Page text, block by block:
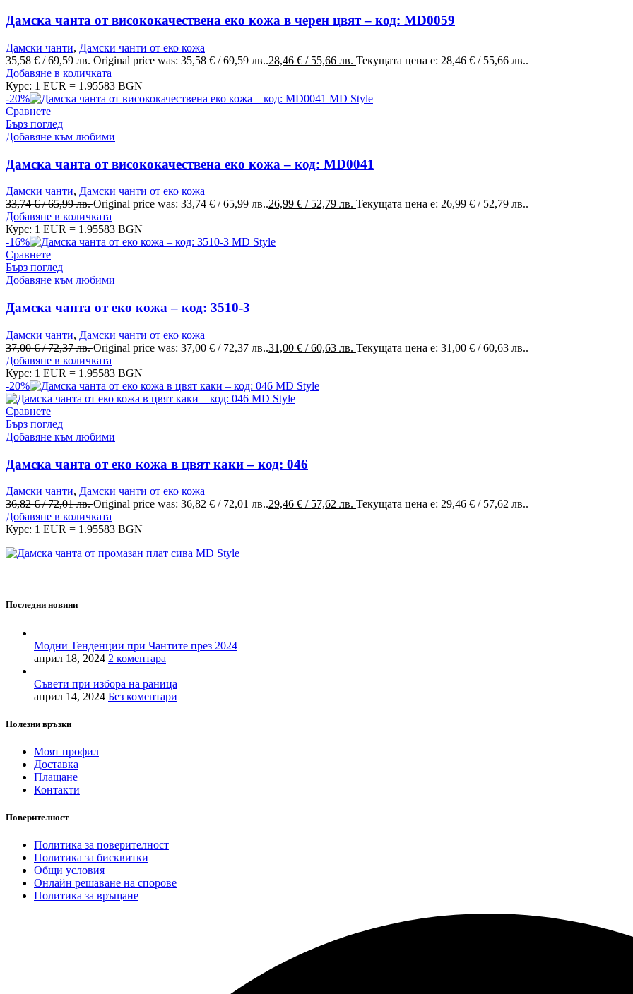
Дамска чанта от висококачествена еко кожа в черен цвят – код: MD0059
Дамски чанти, Дамски чанти от еко кожа
35,58€/ 69,59 лв.Original price was: 35,58 € / 69,59 лв..28,46 € / 55,66 лв. Текущата цена е: 28,46 € / 55,66 лв..
Добавяне в количката
Курс: 1 EUR = 1.95583 BGN
-20%
Сравнете
Бърз поглед
Добавяне към любими
Дамска чанта от висококачествена еко кожа – код: MD0041
Дамски чанти, Дамски чанти от еко кожа
33,74€/ 65,99 лв.Original price was: 33,74 € / 65,99 лв..26,99 € / 52,79 лв. Текущата цена е: 26,99 € / 52,79 лв..
Добавяне в количката
Курс: 1 EUR = 1.95583 BGN
-16%
Сравнете
Бърз поглед
Добавяне към любими
Дамска чанта от еко кожа – код: 3510-3
Дамски чанти, Дамски чанти от еко кожа
37,00€/ 72,37 лв.Original price was: 37,00 € / 72,37 лв..31,00 € / 60,63 лв. Текущата цена е: 31,00 € / 60,63 лв..
Добавяне в количката
Курс: 1 EUR = 1.95583 BGN
-20%
Сравнете
Бърз поглед
Добавяне към любими
Дамска чанта от еко кожа в цвят каки – код: 046
Дамски чанти, Дамски чанти от еко кожа
36,82€/ 72,01 лв.Original price was: 36,82 € / 72,01 лв..29,46 € / 57,62 лв. Текущата цена е: 29,46 € / 57,62 лв..
Добавяне в количката
Курс: 1 EUR = 1.95583 BGN
Последни новини
Модни Тенденции при Чантите през 2024
април 18, 2024 2 коментара
Съвети при избора на раница
април 14, 2024 Без коментари
Полезни връзки
Моят профил
Доставка
Плащане
Контакти
Поверителност
Политика за поверителност
Политика за бисквитки
Общи условия
Онлайн решаване на спорове
Политика за връщане